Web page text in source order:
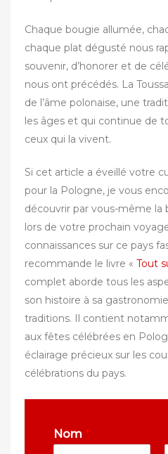
Chaque bougie allumée,
chaque plat dégusté nous
souvenir, d’honorer et de
nous ont précédés. La
de l’âme polonaise, une
les âges et qui continue de
ceux qui la vivent.
Si cet article a éveillé votre
pour la Pologne, je vous
découvrir par vous-même
lors de votre prochain
connaissances sur ce pays
recommande le livre « Tout
complet aborde tous les
son histoire à sa
traditions. Il contient
aux fêtes célébrées en
éclairage précieux sur les
célébrations du pays.
Nom *